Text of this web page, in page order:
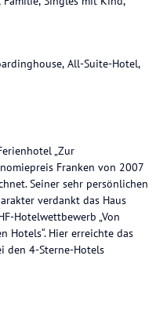
All-Suite-Hotel,
„Zur
Franken von 2007
Seiner sehr persönlichen
verdankt das Haus
Hotelwettbewerb „Von
Hotels“. Hier erreichte das
den 4-Sterne-Hotels